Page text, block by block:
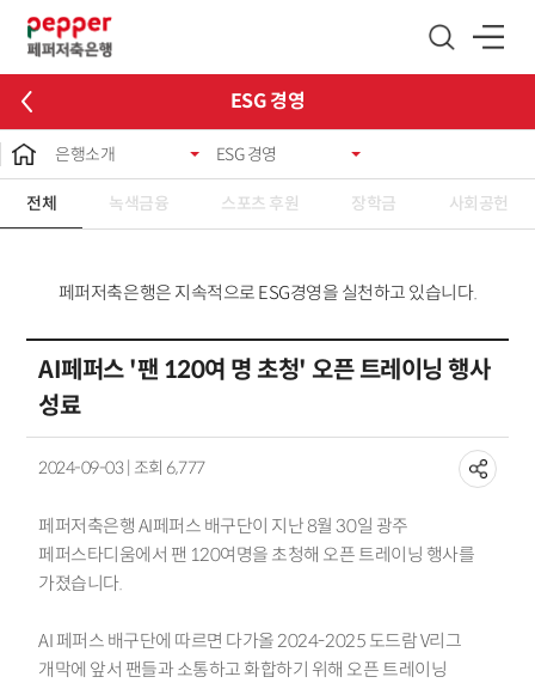
ESG 경영
은행소개 ESG 경영
전체 녹색금융 스포츠 후원 장학금 사회공헌
페퍼저축은행은 지속적으로 ESG경영을 실천하고 있습니다.
AI페퍼스 '팬 120여 명 초청' 오픈 트레이닝 행사
성료
2024-09-03 | 조회 6,777
페퍼저축은행 AI페퍼스 배구단이 지난 8월 30일 광주
페퍼스타디움에서 팬 120여명을 초청해 오픈 트레이닝 행사를
가졌습니다.
AI 페퍼스 배구단에 따르면 다가올 2024-2025 도드람 V리그
개막에 앞서 팬들과 소통하고 화합하기 위해 오픈 트레이닝